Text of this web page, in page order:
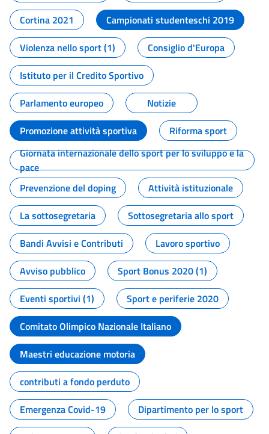
Cortina 2021
Campionati studenteschi 2019
Violenza nello sport (1)
Consiglio d'Europa
Istituto per il Credito Sportivo
Parlamento europeo
Notizie
Promozione attività sportiva
Riforma sport
Giornata internazionale dello sport per lo sviluppo e la
pace
Prevenzione del doping
Attività istituzionale
La sottosegretaria
Sottosegretaria allo sport
Bandi Avvisi e Contributi
Lavoro sportivo
Avviso pubblico
Sport Bonus 2020 (1)
Eventi sportivi (1)
Sport e periferie 2020
Comitato Olimpico Nazionale Italiano
Maestri educazione motoria
contributi a fondo perduto
Emergenza Covid-19
Dipartimento per lo sport